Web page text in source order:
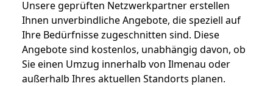
Unsere geprüften Netzwerkpartner erstellen
Ihnen unverbindliche Angebote, die speziell auf
Ihre Bedürfnisse zugeschnitten sind. Diese
Angebote sind kostenlos, unabhängig davon, ob
Sie einen Umzug innerhalb von Ilmenau oder
außerhalb Ihres aktuellen Standorts planen.